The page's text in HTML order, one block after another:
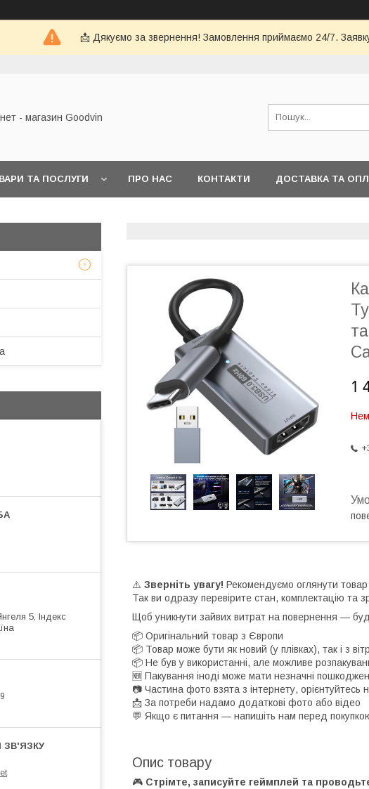
📩 Дякуємо за звернення! Замовлення приймаємо 24/7.
- магазин Goodvin
ТА ПОСЛУГИ ПРО НАС КОНТАКТИ ДОСТАВКА ТА
1
⚠️ Зверніть увагу! Рекомендуємо оглянути
Так ви одразу перевірите стан, комплектацію та
Щоб уникнути зайвих витрат на повернення —
📦 Оригінальний товар з Європи
📦 Товар може бути як новий (у плівках), так і з
📦 Не був у використанні, але можливе
🆕 Пакування іноді може мати незначні
📷 Частина фото взята з інтернету,
📩 За потреби надамо додаткові фото або відео
💬 Якщо є питання — напишіть нам перед
Опис товару
🎮 Стрімте, записуйте геймплей та
5, Індекс